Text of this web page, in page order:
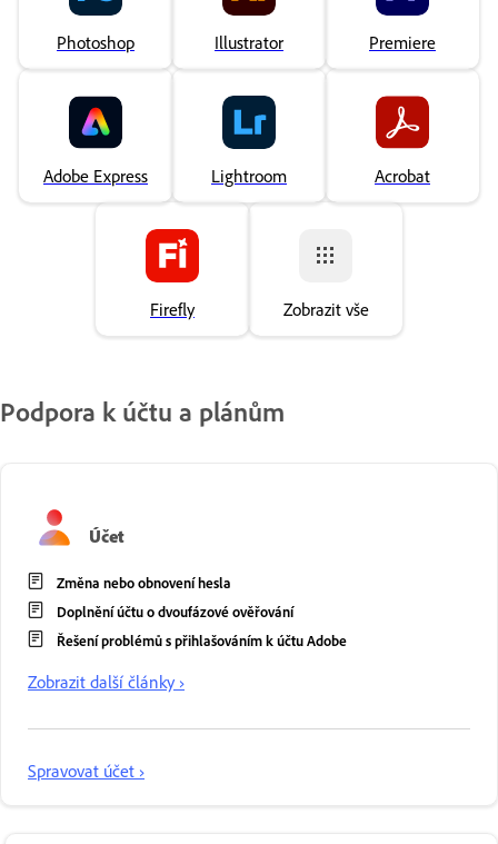
Photoshop Illustrator Premiere
Adobe Express Lightroom Acrobat
Firefly Zobrazit vše
Podpora k účtu a plánům
Účet
Změna nebo obnovení hesla
Doplnění účtu o dvoufázové ověřování
Řešení problémů s přihlašováním k účtu Adobe
Zobrazit další články ›
Spravovat účet ›